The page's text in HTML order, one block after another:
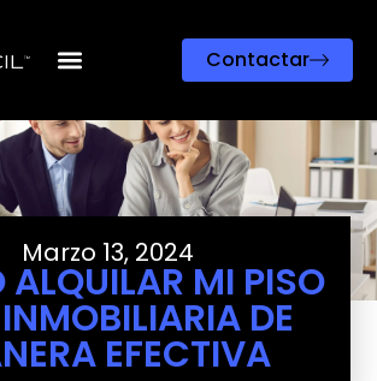
Contactar
Marzo 13, 2024
MI PISO
DE
EFECTIVA